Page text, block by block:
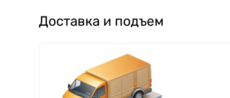
Доставка и подъем